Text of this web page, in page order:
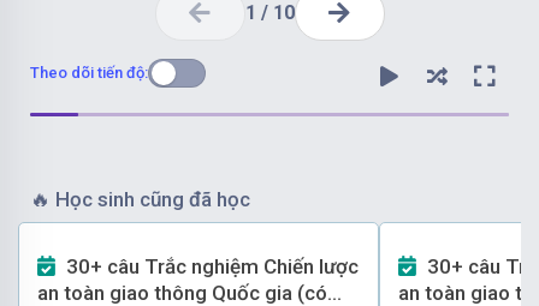
Chọn đáp án B.
Theo dõi tiến độ:
1 / 10
🔥 Học sinh cũng đã học
an toàn giao thông Quốc gia (có
an toàn giao